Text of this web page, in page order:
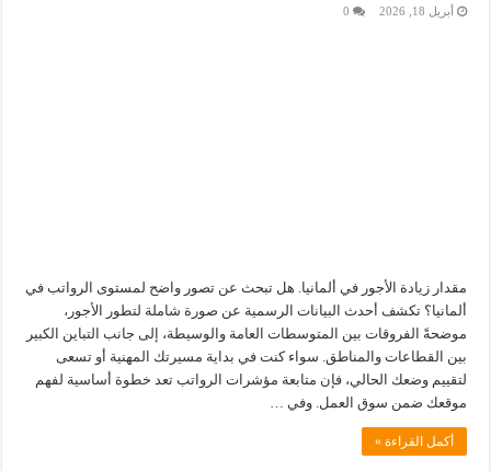
أبريل 18, 2026 0
مقدار زيادة الأجور في ألمانيا. هل تبحث عن تصور واضح لمستوى الرواتب في
ألمانيا؟ تكشف أحدث البيانات الرسمية عن صورة شاملة لتطور الأجور،
موضحةً الفروقات بين المتوسطات العامة والوسيطة، إلى جانب التباين الكبير
بين القطاعات والمناطق. سواء كنت في بداية مسيرتك المهنية أو تسعى
لتقييم وضعك الحالي، فإن متابعة مؤشرات الرواتب تعد خطوة أساسية لفهم
موقعك ضمن سوق العمل. وفي …
أكمل القراءة »